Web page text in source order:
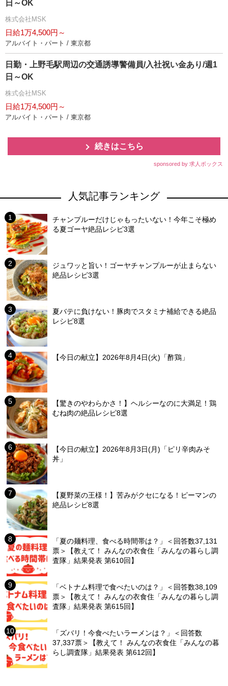
日～OK
株式会社MSK
日給1万4,500円～
アルバイト・パート / 東京都
日勤・上野毛駅周辺の交通誘導警備員/入社祝い金あり/週1
日～OK
株式会社MSK
日給1万4,500円～
アルバイト・パート / 東京都
続きはこちら
sponsored by 求人ボックス
人気記事ランキング
チャンプルーだけじゃもったいない！今年こそ極め
る夏ゴーヤ絶品レシピ3選
ジュワッと旨い！ゴーヤチャンプルーが止まらない
絶品レシピ3選
夏バテに負けない！豚肉でスタミナ補給できる絶品
レシピ8選
【今日の献立】2026年8月4日(火)「酢鶏」
【驚きのやわらかさ！】ヘルシーなのに大満足！鶏
むね肉の絶品レシピ8選
【今日の献立】2026年8月3日(月)「ピリ辛肉みそ
丼」
【夏野菜の王様！】苦みがクセになる！ピーマンの
絶品レシピ8選
「夏の麺料理、食べる時間帯は？」＜回答数37,131
票＞【教えて！ みんなの衣食住「みんなの暮らし調
査隊」結果発表 第610回】
「ベトナム料理で食べたいのは？」＜回答数38,109
票＞【教えて！ みんなの衣食住「みんなの暮らし調
査隊」結果発表 第615回】
「ズバリ！今食べたいラーメンは？」＜回答数
37,337票＞【教えて！ みんなの衣食住「みんなの暮
らし調査隊」結果発表 第612回】